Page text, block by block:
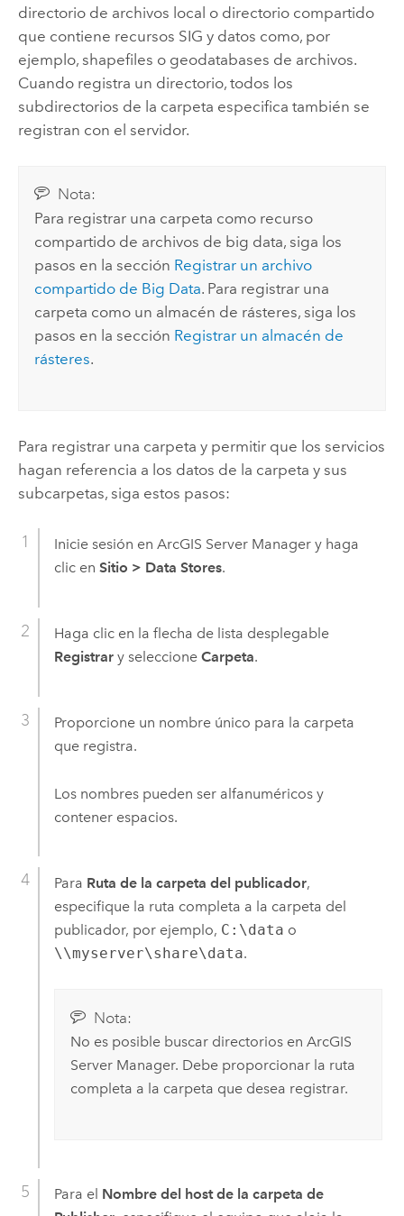
directorio de archivos local o directorio compartido
que contiene recursos SIG y datos como, por
ejemplo, shapefiles o geodatabases de archivos.
Cuando registra un directorio, todos los
subdirectorios de la carpeta especifica también se
registran con el servidor.
Nota:
Para registrar una carpeta como recurso
compartido de archivos de big data, siga los
pasos en la sección Registrar un archivo
compartido de Big Data. Para registrar una
carpeta como un almacén de rásteres, siga los
pasos en la sección Registrar un almacén de
rásteres.
Para registrar una carpeta y permitir que los servicios
hagan referencia a los datos de la carpeta y sus
subcarpetas, siga estos pasos:
Inicie sesión en ArcGIS Server Managery haga
clic en Sitio > Data Stores.
Haga clic en la flecha de lista desplegable
Registrary seleccione Carpeta.
Proporcione un nombre único para la carpeta
que registra.
Los nombres pueden ser alfanuméricos y
contener espacios.
Para Ruta de la carpeta del publicador,
especifique la ruta completa a la carpeta del
publicador, por ejemplo, C:\data o
\\myserver\share\data.
Nota:
No es posible buscar directorios en ArcGIS
Server Manager. Debe proporcionar la ruta
completa a la carpeta que desea registrar.
Para el Nombre del host de la carpeta de